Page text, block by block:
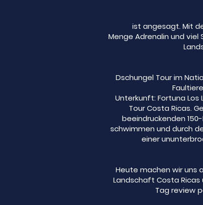
ist angesagt. Mit
Menge Adrenalin und
Dschungel Tour im
Unterkunft: Fortuna
Tour Costa Ricas.
beeindruckenden
schwimmen und durch
einer
Heute machen wir uns
Landschaft Costa Ricas
Tag review